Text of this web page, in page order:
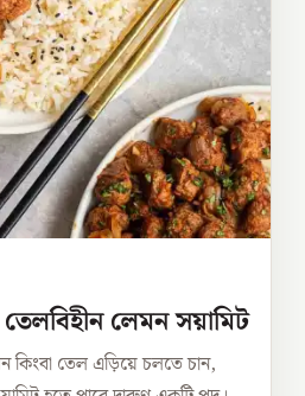
লেমন সয়ামিট
কিংবা তেল এড়িয়ে চলতে চান,